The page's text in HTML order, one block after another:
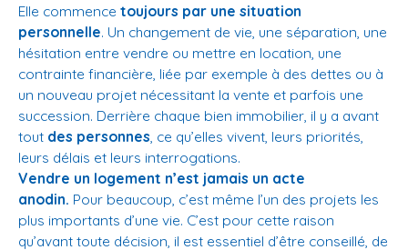
Elle commence toujours par une situation
personnelle. Un changement de vie, une séparation, une
hésitation entre vendre ou mettre en location, une
contrainte financière, liée par exemple à des dettes ou à
un nouveau projet nécessitant la vente et parfois une
succession. Derrière chaque bien immobilier, il y a avant
tout des personnes , ce qu’elles vivent, leurs priorités,
leurs délais et leurs interrogations.
Vendre un logement n’est jamais un acte
anodin. Pour beaucoup, c’est même l’un des projets les
plus importants d’une vie. C’est pour cette raison
qu’avant toute décision, il est essentiel d’être conseillé, de